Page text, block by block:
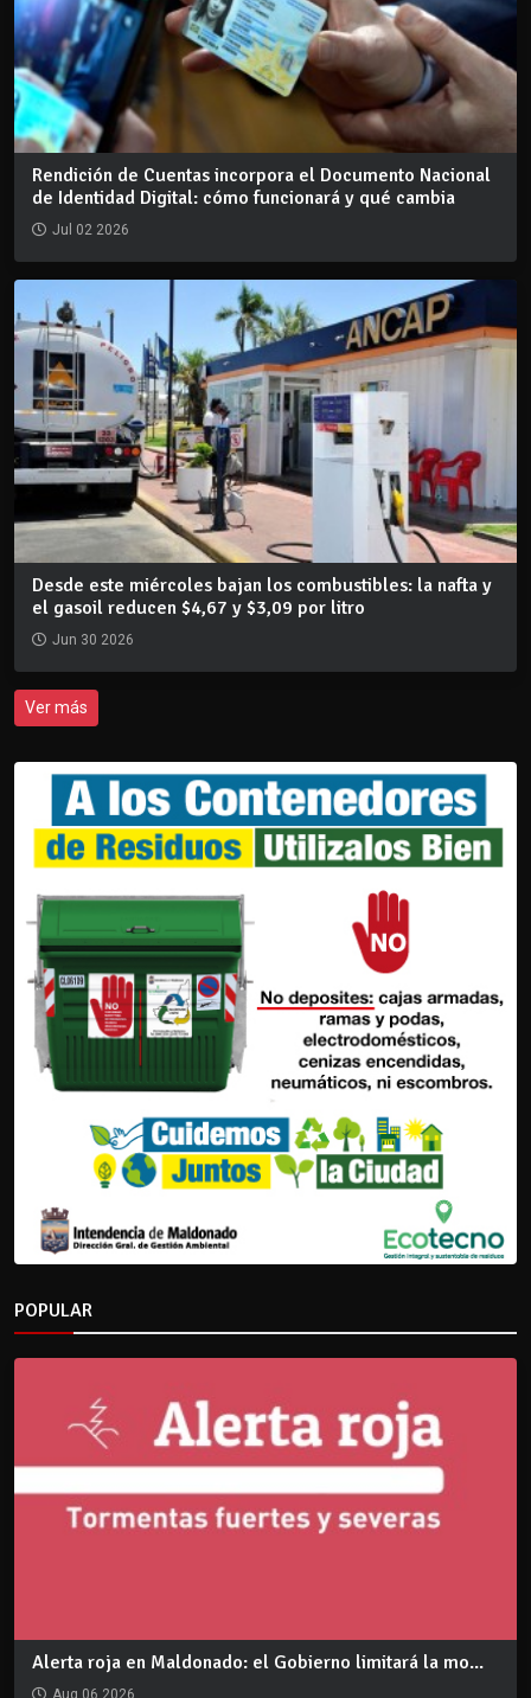
Rendición de Cuentas incorpora el Documento Nacional
de Identidad Digital: cómo funcionará y qué cambia
Jul 02 2026
Desde este miércoles bajan los combustibles: la nafta y
el gasoil reducen $4,67 y $3,09 por litro
Jun 30 2026
Ver más
POPULAR
Alerta roja en Maldonado: el Gobierno limitará la mo...
Aug 06 2026